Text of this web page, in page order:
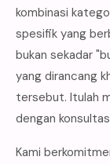
kombinasi
spesifik yang
bukan sekadar
yang dirancang
tersebut. Itulah
dengan
Kami